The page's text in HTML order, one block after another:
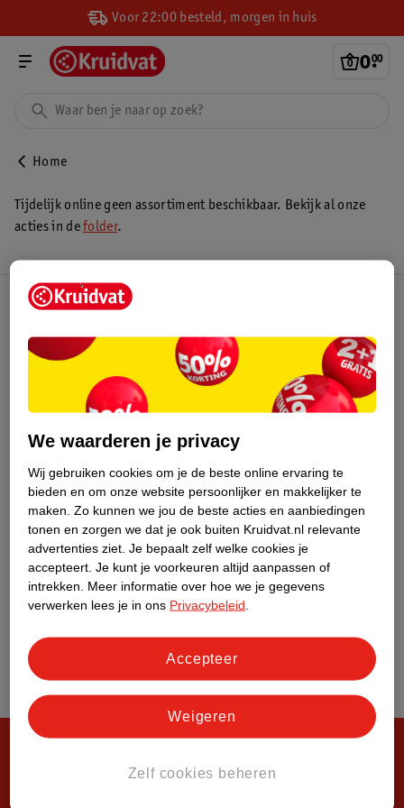
Voor 22:00 besteld, morgen in huis
0.
00
Home
Tijdelijk online geen assortiment beschikbaar. Bekijk al onze
acties in defolder.
Kruidvat Club
Over Kruidvat
We waarderen je privacy
Wij gebruiken cookies om je de beste online ervaring te
bieden en om onze website persoonlijker en makkelijker te
maken. Zo kunnen we jou de beste acties en aanbiedingen
tonen en zorgen we dat je ook buiten Kruidvat.nl relevante
advertenties ziet. Je bepaalt zelf welke cookies je
accepteert. Je kunt je voorkeuren altijd aanpassen of
intrekken.
Meer informatie over hoe we je gegevens
verwerken lees je in ons Privacybeleid
Zelf cookies beheren
Weigeren
Accepteer